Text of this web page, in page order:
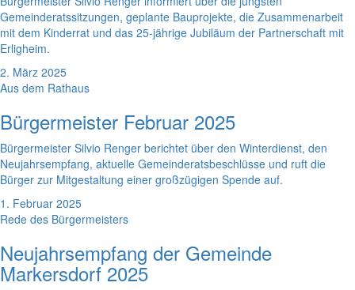
Gemeinderatssitzungen, geplante Bauprojekte, die Zusammenarbeit
mit dem Kinderrat und das 25-jährige Jubiläum der Partnerschaft mit
Erligheim.
2. März 2025
Aus dem Rathaus
Bürgermeister Februar 2025
Bürgermeister Silvio Renger berichtet über den Winterdienst, den
Neujahrsempfang, aktuelle Gemeinderatsbeschlüsse und ruft die
Bürger zur Mitgestaltung einer großzügigen Spende auf.
1. Februar 2025
Rede des Bürgermeisters
Neujahrsempfang der Gemeinde
Markersdorf 2025